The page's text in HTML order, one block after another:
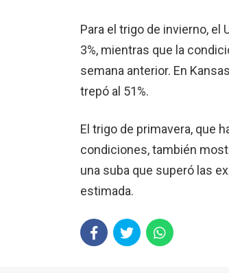
Para el trigo de invierno, el
3%, mientras que la
semana anterior. En
trepó al 51%.
El trigo de primavera, que
condiciones, también
una suba que superó las
estimada.